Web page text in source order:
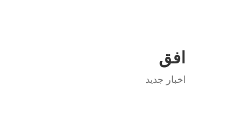
افق
اخبار جدید